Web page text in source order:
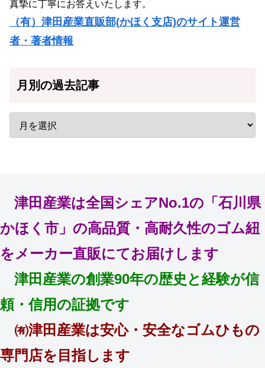
真摯に丁寧にお答えいたします。
（有）津田産業直販部(かほく支店)のサイト運営
者・著者情報
月別の過去記事
津田産業は全国シェアNo.1の「石川県
かほく市」の高品質・高耐久性のゴム紐
をメーカー直販にてお届けします
津田産業の創業90年の歴史と経験が信
頼・信用の証拠です
㈲津田産業は安心・安全なゴムひもの
専門店を目指します